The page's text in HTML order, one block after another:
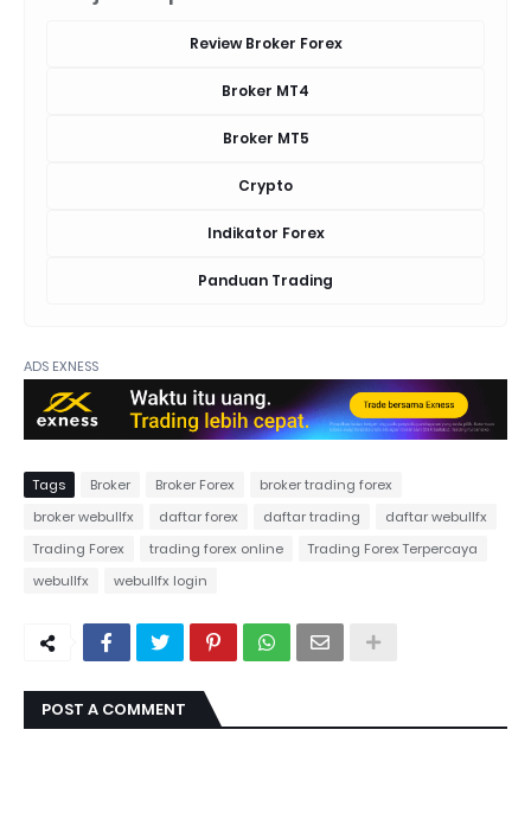
Review Broker Forex
Broker MT4
Broker MT5
Crypto
Indikator Forex
Panduan Trading
ADS EXNESS
Tags Broker Broker Forex
broker trading forex
broker webullfx
daftar forex daftar trading
daftar webullfx
Trading Forex
trading forex online
Trading Forex Terpercaya
webullfx
webullfx login
POST A COMMENT